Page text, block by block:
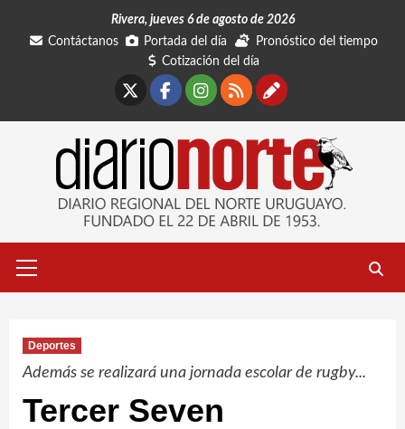
Rivera, jueves 6 de agosto de 2026
Contáctanos
Portada del día
Pronóstico del tiempo
Cotización del día
Facebook
Instagram
RSSContáctanos
primario
Deportes
Además se realizará una jornada escolar de rugby...
Tercer Seven